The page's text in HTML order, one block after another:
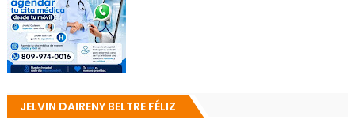
JELVIN DAIRENY BELTRE FÉLIZ